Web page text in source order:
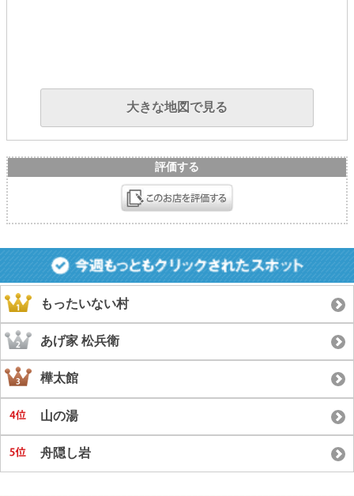
大きな地図で見る
評価する
もったいない村
あげ家 松兵衛
樺太館
山の湯
舟隠し岩